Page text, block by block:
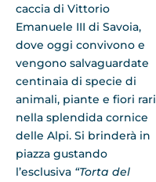
caccia di Vittorio
Emanuele III di Savoia,
dove oggi convivono e
vengono salvaguardate
centinaia di specie di
animali, piante e fiori rari
nella splendida cornice
delle Alpi. Si brinderà in
piazza gustando
l’esclusiva “Torta del